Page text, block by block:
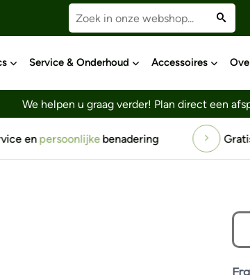
Service & Onderhoud Accessoires
We helpen u graag verder! Plan direct een
enpersoonlijkebenadering Gratis